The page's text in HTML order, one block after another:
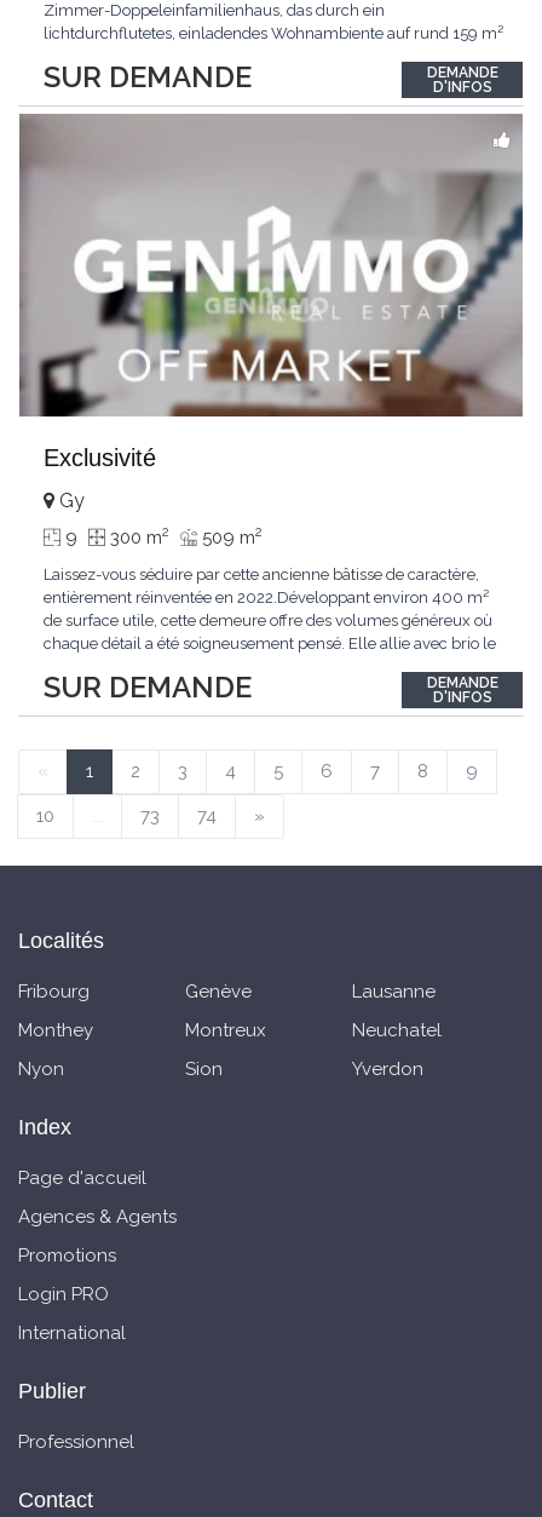
SUR DEMANDE
Zimmer-Doppeleinfamilienhaus, das durch ein
lichtdurchflutetes, einladendes Wohnambiente auf rund 159 m²
Liegenschaft in einem hervorragenden Zustand und vereint
zeitgemässen Wohnkomfort perfekt mit nachhaltiger
DEMANDE
D'INFOS
Exclusivité
SUR DEMANDE
Gy
9 300 m2 509 m2
Laissez-vous séduire par cette ancienne bâtisse de caractère,
entièrement réinventée en 2022.Développant environ 400 m²
de surface utile, cette demeure offre des volumes généreux où
chaque détail a été soigneusement pensé. Elle allie avec brio le
contemporaines. Sa distribution harmonieuse et fonctionnelle a
été conçue pour répondre...
DEMANDE
D'INFOS
« 1 2 3 4 5 6 7 8 9
10 ... 73 74 »
Localités
Fribourg Genève
Lausanne
Monthey
Montreux
Neuchatel
Nyon
Sion Yverdon
Index
Page d'accueil
Agences & Agents
Promotions
Login PRO
International
Publier
Professionnel
Contact